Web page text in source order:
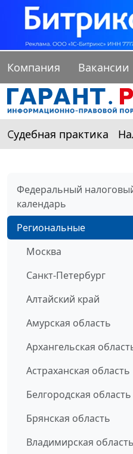
Компания Вакансии
Судебная практика
Федеральный
календарь
Региональные
Москва
Санкт-Петербург
Алтайский край
Амурская область
Архангельская
Астраханская область
Белгородская область
Брянская область
Владимирская область